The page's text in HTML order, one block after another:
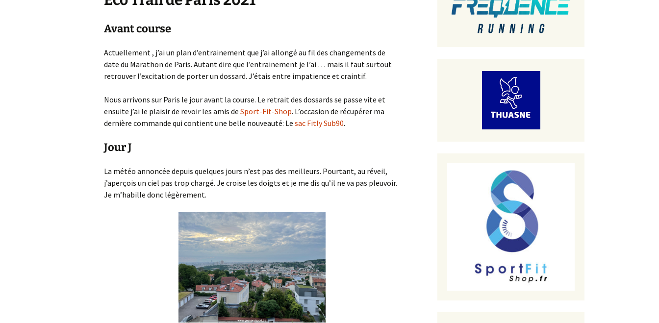
Avant course
Actuellement , j’ai un plan d’entrainement que j’ai allongé au fil des changements de
date du Marathon de Paris. Autant dire que l’entrainement je l’ai … mais il faut surtout
retrouver l’excitation de porter un dossard. J’étais entre impatience et craintif.
Nous arrivons sur Paris le jour avant la course. Le retrait des dossards se passe vite et
ensuite j’ai le plaisir de revoir les amis de Sport-Fit-Shop. L’occasion de récupérer ma
dernière commande qui contient une belle nouveauté: Le sac Fitly Sub90.
Jour J
La météo annoncée depuis quelques jours n’est pas des meilleurs. Pourtant, au réveil,
j’aperçois un ciel pas trop chargé. Je croise les doigts et je me dis qu’il ne va pas pleuvoir.
Je m’habille donc légèrement.